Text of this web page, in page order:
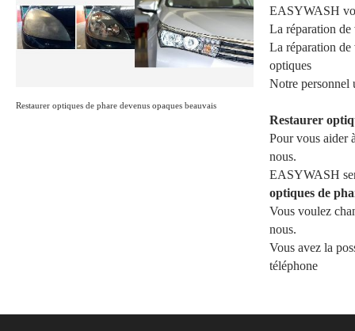
Restaurer optiques de phare devenus opaques beauvais
EASYWASH
La réparation
La réparation
optiques
Notre personnel
Restaurer
Pour vous aider
nous.
EASYWASH
optiques de
Vous voulez
nous.
Vous avez la
téléphone